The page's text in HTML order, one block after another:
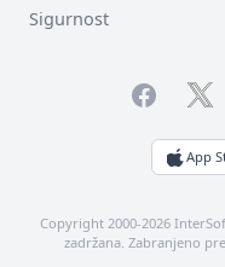
Sigurnost
Facebook
App
Copyright 2000-2026
zadržana. Zabranjeno